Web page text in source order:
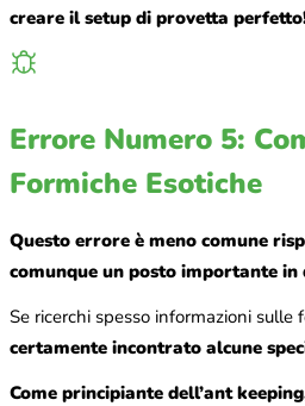
creare il setup di provetta
Errore Numero 5:
Formiche Esotiche
Questo errore è meno comune
comunque un posto importante in
Se ricerchi spesso informazioni sulle
certamente incontrato alcune
Come principiante dell’ant